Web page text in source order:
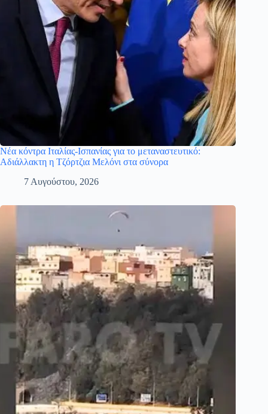
Νέα κόντρα Ιταλίας-Ισπανίας για το μεταναστευτικό:
Αδιάλλακτη η Τζόρτζια Μελόνι στα σύνορα
7 Αυγούστου, 2026